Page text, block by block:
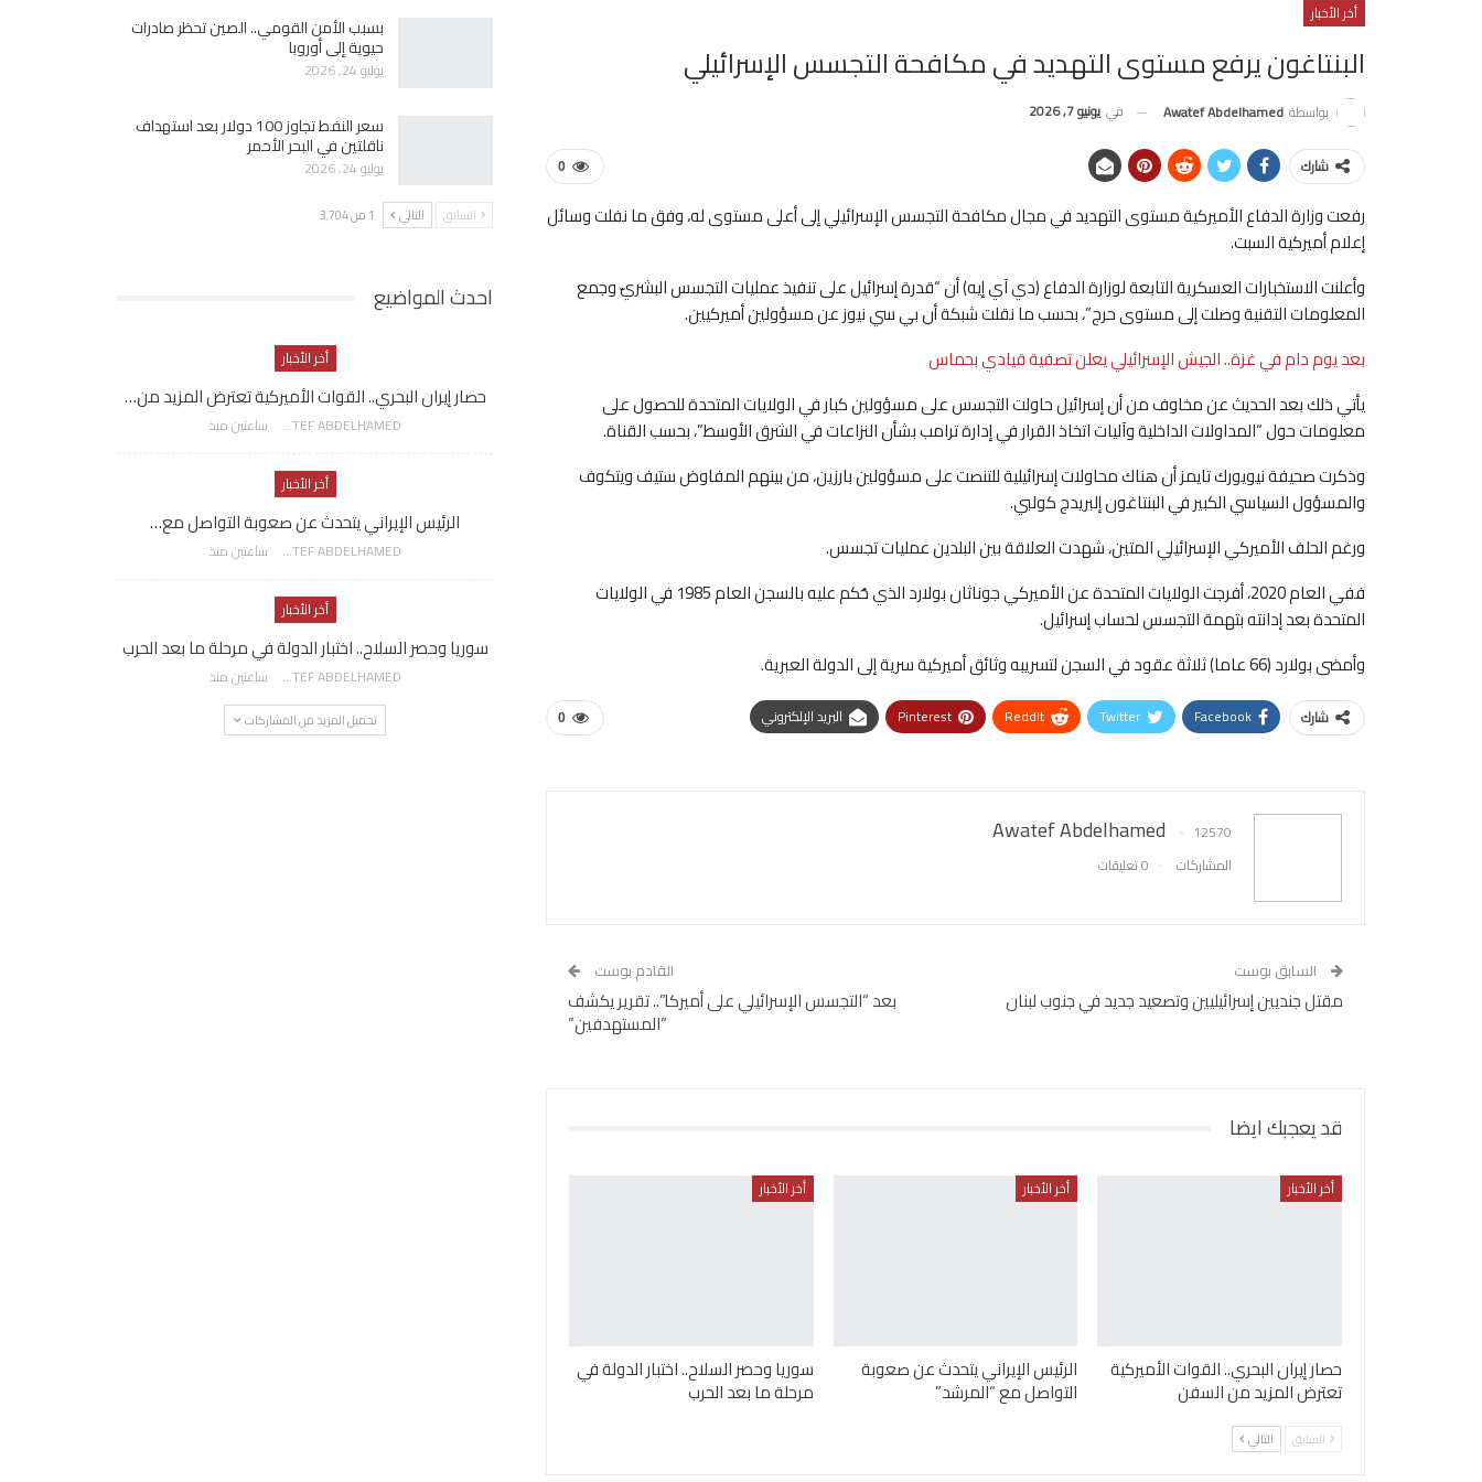
أخر الأخبار
البنتاغون يرفع مستوى التهديد في مكافحة التجسس الإسرائيلي
بواسطة Awatef Abdelhamed في يونيو 7, 2026
0 شارك
رفعت وزارة الدفاع الأميركية مستوى التهديد في مجال مكافحة التجسس الإسرائيلي إلى أعلى مستوى له، وفق ما نفلت وسائل
إعلام أميركية السبت.
وأعلنت الاستخبارات العسكرية التابعة لوزارة الدفاع (دي آي إيه) أن “قدرة إسرائيل على تنفيذ عمليات التجسس البشريّ وجمع
المعلومات التقنية وصلت إلى مستوى حرج”، بحسب ما نقلت شبكة أن بي سي نيوز عن مسؤولين أميركيين.
بعد يوم دام في غزة.. الجيش الإسرائيلي يعلن تصفية قيادي بحماس
يأتي ذلك بعد الحديث عن مخاوف من أن إسرائيل حاولت التجسس على مسؤولين كبار في الولايات المتحدة للحصول على
معلومات حول “المداولات الداخلية وآليات اتخاذ القرار في إدارة ترامب بشأن النزاعات في الشرق الأوسط”، بحسب القناة.
وذكرت صحيفة نيويورك تايمز أن هناك محاولات إسرائيلية للتنصت على مسؤولين بارزين، من بينهم المفاوض ستيف ويتكوف
والمسؤول السياسي الكبير في البنتاغون إلبريدج كولبي.
ورغم الحلف الأميركي الإسرائيلي المتين، شهدت العلاقة بين البلدين عمليات تجسس.
ففي العام 2020، أفرجت الولايات المتحدة عن الأميركي جوناثان بولارد الذي حُكم عليه بالسجن العام 1985 في الولايات
المتحدة بعد إدانته بتهمة التجسس لحساب إسرائيل.
وأمضى بولارد (66 عاما) ثلاثة عقود في السجن لتسريبه وثائق أميركية سرية إلى الدولة العبرية.
0 شارك Facebook
Twitter
ReddIt
Pinterest البريد الإلكتروني
Awatef Abdelhamed
12570
المشاركات
0 تعليقات
السابق بوست
مقتل جنديين إسرائيليين وتصعيد جديد في جنوب لبنان
القادم بوست
بعد “التجسس الإسرائيلي على أميركا”.. تقرير يكشف
“المستهدفين”
قد يعجبك ايضا
أخر الأخبار
حصار إيران البحري.. القوات الأميركية
تعترض المزيد من السفن
أخر الأخبار
الرئيس الإيراني يتحدث عن صعوبة
التواصل مع “المرشد”
أخر الأخبار
سوريا وحصر السلاح.. اختبار الدولة في
مرحلة ما بعد الحرب
السابق التالي
بسبب الأمن القومي.. الصين تحظر صادرات
حيوية إلى أوروبا
يوليو 24, 2026
سعر النفط تجاوز 100 دولار بعد استهداف
ناقلتين في البحر الأحمر
يوليو 24, 2026
السابق التالي 1 من 3٬704
احدث المواضيع
أخر الأخبار
حصار إيران البحري.. القوات الأميركية تعترض المزيد من…
AWATEF ABDELHAMED ساعتين منذ
أخر الأخبار
الرئيس الإيراني يتحدث عن صعوبة التواصل مع…
AWATEF ABDELHAMED ساعتين منذ
أخر الأخبار
سوريا وحصر السلاح.. اختبار الدولة في مرحلة ما بعد الحرب
AWATEF ABDELHAMED ساعتين منذ
تحميل المزيد من المشاركات